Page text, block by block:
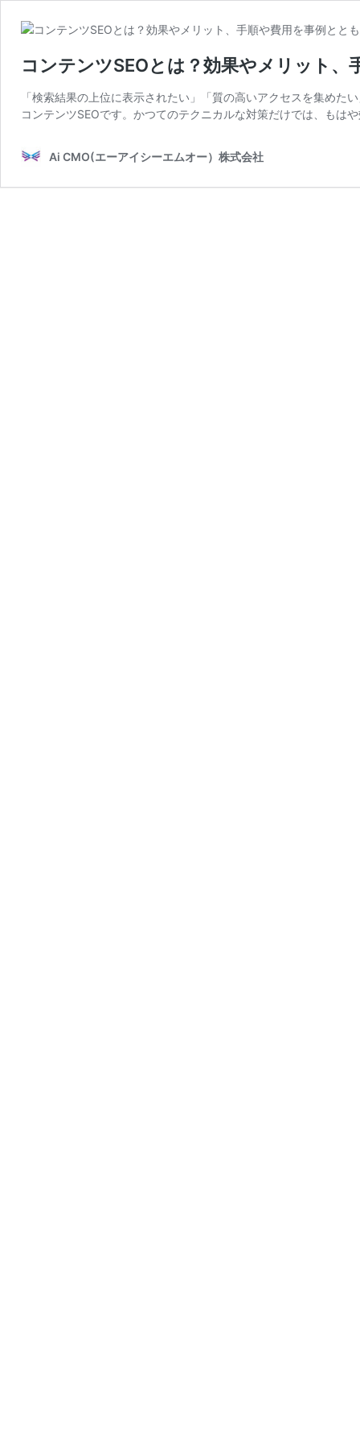
コンテンツSEOとは？効果やメリット、
「検索結果の上位に表示されたい」「質の高いアクセスを集め
コンテンツSEOです。かつてのテクニカルな対策だけでは、もは
Ai CMO(エーアイシーエムオー）株式会社